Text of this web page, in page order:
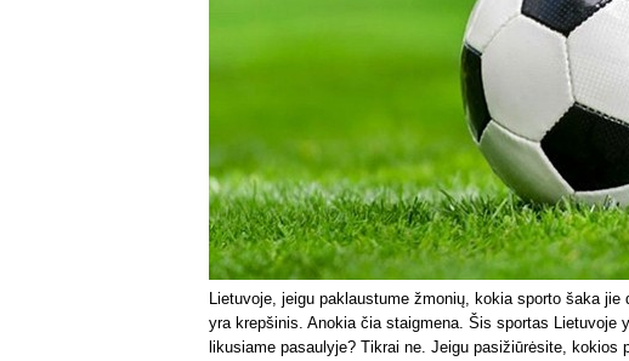
Lietuvoje, jeigu paklaustume žmonių, kokia sporto šaka
yra krepšinis. Anokia čia staigmena. Šis sportas Lietuvoje
likusiame pasaulyje? Tikrai ne. Jeigu pasižiūrėsite, kokios